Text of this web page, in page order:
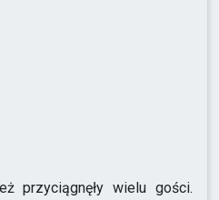
przyciągnęły wielu gości.